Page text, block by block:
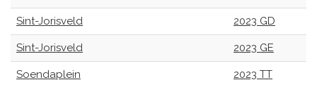
Sint-Jorisveld 2023 GD
Sint-Jorisveld 2023 GE
Soendaplein 2023 TT